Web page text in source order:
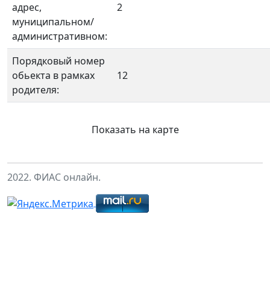
адрес,
муниципальном/
административном:
2
Порядковый номер
обьекта в рамках
родителя:
12
Показать на карте
2022. ФИАС онлайн.